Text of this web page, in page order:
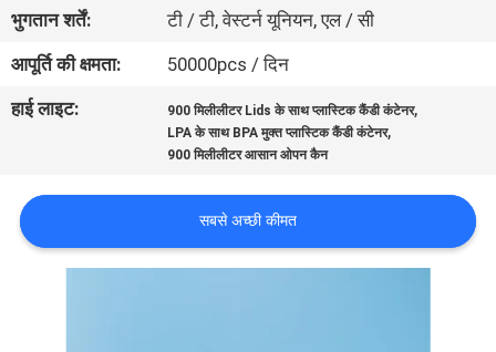
संपर्क
करें
मामलों
भुगतान शर्तें:
टी / टी, वेस्टर्न यूनियन, एल / सी
आपूर्ति की क्षमता:
50000pcs / दिन
हाई लाइट:
900 मिलीलीटर Lids के साथ प्लास्टिक कैंडी कंटेनर,
LPA के साथ BPA मुक्त प्लास्टिक कैंडी कंटेनर,
900 मिलीलीटर आसान ओपन कैन
सबसे अच्छी कीमत